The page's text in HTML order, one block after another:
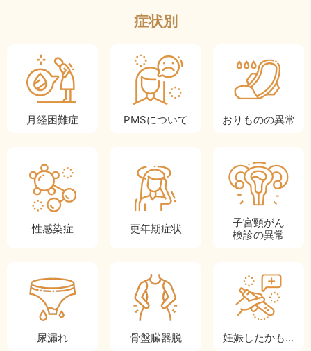
症状別
月経困難症 PMSについて おりものの異常
性感染症 更年期症状
子宮頸がん
検診の異常
尿漏れ 骨盤臓器脱 妊娠したかも...